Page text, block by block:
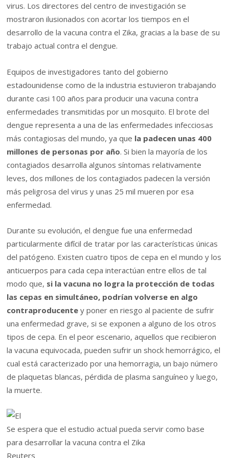
virus. Los directores del centro de investigación se
mostraron ilusionados con acortar los tiempos en el
desarrollo de la vacuna contra el Zika, gracias a la base de su
trabajo actual contra el dengue.
Equipos de investigadores tanto del gobierno
estadounidense como de la industria estuvieron trabajando
durante casi 100 años para producir una vacuna contra
enfermedades transmitidas por un mosquito. El brote del
dengue representa a una de las enfermedades infecciosas
más contagiosas del mundo, ya que la padecen unas 400
millones de personas por año. Si bien la mayoría de los
contagiados desarrolla algunos síntomas relativamente
leves, dos millones de los contagiados padecen la versión
más peligrosa del virus y unas 25 mil mueren por esa
enfermedad.
Durante su evolución, el dengue fue una enfermedad
particularmente difícil de tratar por las características únicas
del patógeno. Existen cuatro tipos de cepa en el mundo y los
anticuerpos para cada cepa interactúan entre ellos de tal
modo que, si la vacuna no logra la protección de todas
las cepas en simultáneo, podrían volverse en algo
contraproducentey poner en riesgo al paciente de sufrir
una enfermedad grave, si se exponen a alguno de los otros
tipos de cepa. En el peor escenario, aquellos que recibieron
la vacuna equivocada, pueden sufrir un shock hemorrágico, el
cual está caracterizado por una hemorragia, un bajo número
de plaquetas blancas, pérdida de plasma sanguíneo y luego,
la muerte.
Se espera que el estudio actual pueda servir como base
para desarrollar la vacuna contra el Zika
Reuters